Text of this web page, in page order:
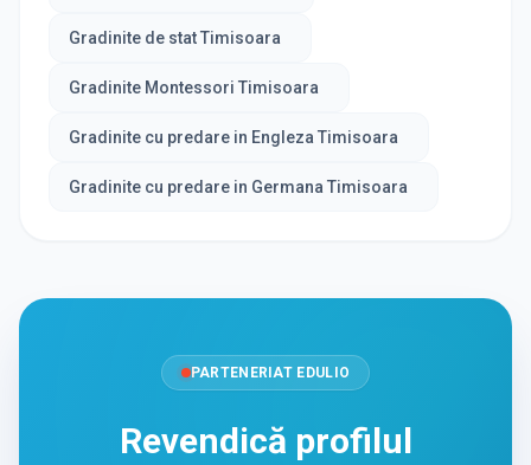
Gradinite de stat Timisoara
Gradinite Montessori Timisoara
Gradinite cu predare in Engleza Timisoara
Gradinite cu predare in Germana Timisoara
PARTENERIAT EDULIO
Revendică profilul